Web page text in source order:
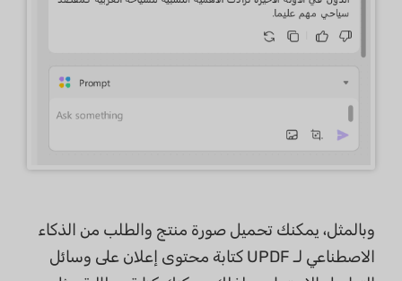
وبالمثل، يمكنك تحميل صورة منتج والطلب من الذكاء
الاصطناعي لـ UPDF كتابة محتوى إعلان على وسائل